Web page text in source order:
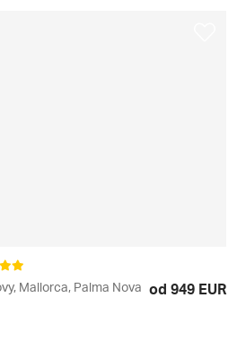
Mallorca, Palma Nova od 949 EUR